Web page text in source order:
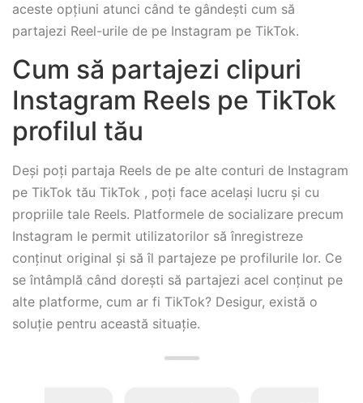
aceste opțiuni atunci când te gândești cum să
partajezi Reel-urile de pe Instagram pe TikTok.
Cum să partajezi clipuri
Instagram Reels pe TikTok
profilul tău
Deși poți partaja Reels de pe alte conturi de Instagram
pe TikTok tău TikTok , poți face același lucru și cu
propriile tale Reels. Platformele de socializare precum
Instagram le permit utilizatorilor să înregistreze
conținut original și să îl partajeze pe profilurile lor. Ce
se întâmplă când dorești să partajezi acel conținut pe
alte platforme, cum ar fi TikTok? Desigur, există o
soluție pentru această situație.